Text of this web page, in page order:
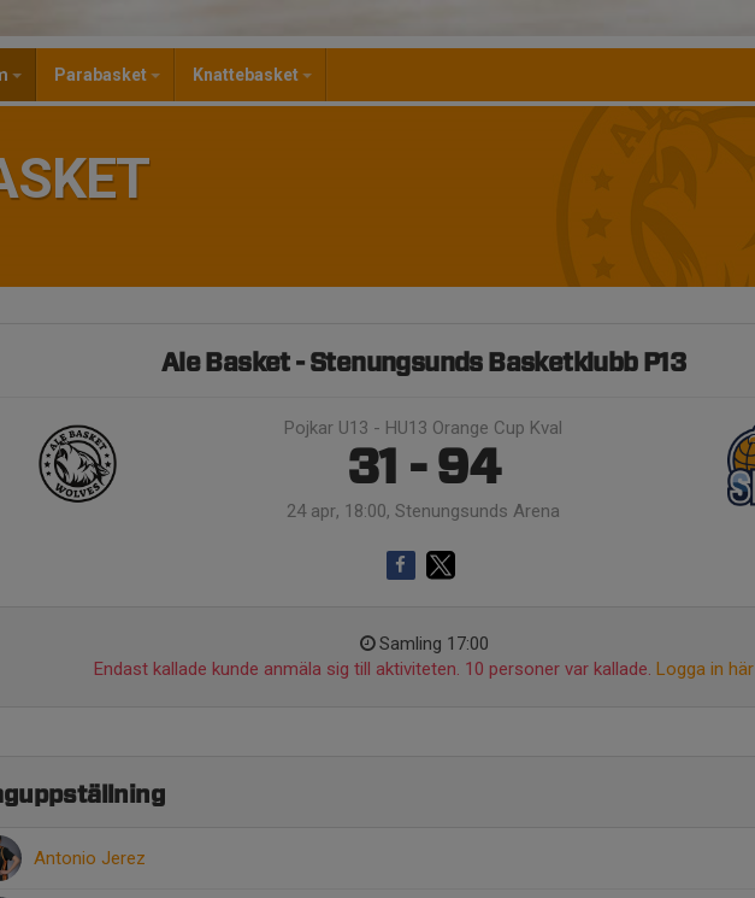
Parabasket Knattebasket
Ale Basket - Stenungsunds Basketklubb P13
Pojkar U13 - HU13 Orange Cup Kval
31 - 94
24 apr, 18:00, Stenungsunds Arena
Samling 17:00
Endast kallade kunde anmäla sig till aktiviteten. 10 personer var kallade. Logga in här
Antonio Jerez